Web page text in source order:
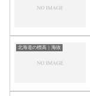
北海道の標高｜海抜